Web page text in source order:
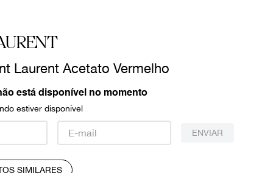
Laurent Acetato Vermelho
está disponível no momento
estiver disponível
ENVIAR
SIMILARES